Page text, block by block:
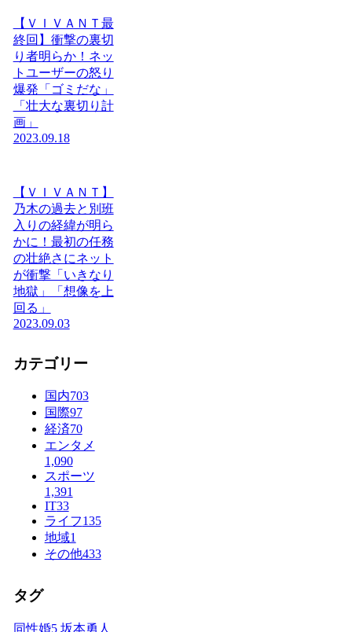
【ＶＩＶＡＮＴ最
終回】衝撃の裏切
り者明らか！ネッ
トユーザーの怒り
爆発「ゴミだな」
「壮大な裏切り計
画」
2023.09.18
【ＶＩＶＡＮＴ】
乃木の過去と別班
入りの経緯が明ら
かに！最初の任務
の壮絶さにネット
が衝撃「いきなり
地獄」「想像を上
回る」
2023.09.03
カテゴリー
国内703
国際97
経済70
エンタメ
1,090
スポーツ
1,391
IT33
ライフ135
地域1
その他433
タグ
同性婚5 坂本勇人